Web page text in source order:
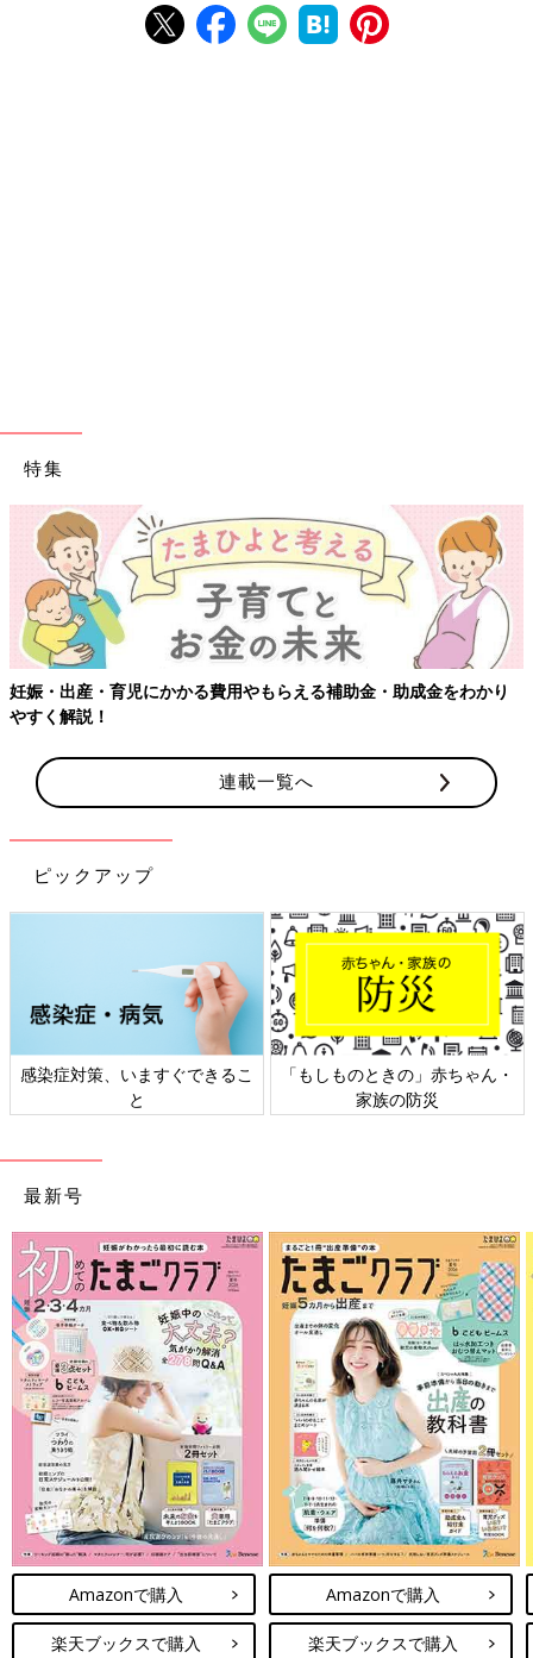
特集
成金をわかり
【ワクチン接種できるものも】妊婦の感染症対策
連載一覧へ
ピックアップ
きの」赤ちゃん・
日本外来小児科学会リーフレッ
六星占術 細
最新号
Amazonで購入
楽天ブックスで購入
Amazonで購入
楽天ブックスで購入